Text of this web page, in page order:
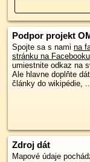
Podpor projekt
Spojte sa s nami na
stránku na Facebooku
umiestnite odkaz na
Ale hlavne doplňte
články do wikipédie,
Zdroj dát
Mapové údaje